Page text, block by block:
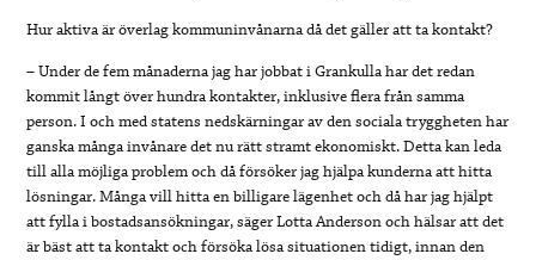
Hur aktiva är överlag kommuninvånarna då det gäller att ta kontakt?
– Under de fem månaderna jag har jobbat i Grankulla har det redan
kommit långt över hundra kontakter, inklusive flera från samma
person. I och med statens nedskärningar av den sociala tryggheten har
ganska många invånare det nu rätt stramt ekonomiskt. Detta kan leda
till alla möjliga problem och då försöker jag hjälpa kunderna att hitta
lösningar. Många vill hitta en billigare lägenhet och då har jag hjälpt
att fylla i bostadsansökningar, säger Lotta Anderson och hälsar att det
är bäst att ta kontakt och försöka lösa situationen tidigt, innan den